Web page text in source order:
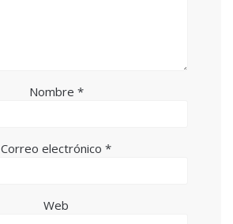
Nombre *
Correo electrónico *
Web